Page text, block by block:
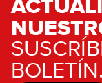
BOLETÍN.